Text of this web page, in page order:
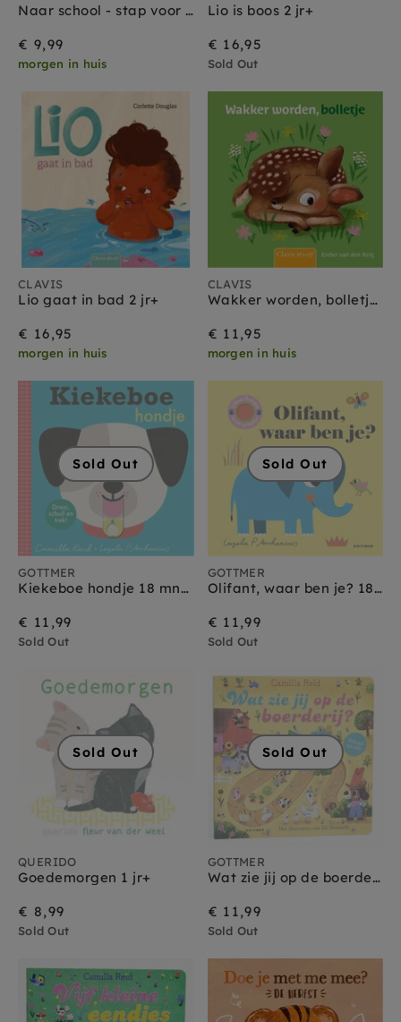
Naar school - stap voor stap 1 jr+
€ 9,99
morgen in huis
Lio is boos 2 jr+
€ 16,95
Sold Out
CLAVIS
Lio gaat in bad 2 jr+
€ 16,95
morgen in huis
CLAVIS
Wakker worden, bolletje 1 jr+
€ 11,95
morgen in huis
Sold Out
GOTTMER
Kiekeboe hondje 18 mnd+
€ 11,99
Sold Out
Sold Out
GOTTMER
Olifant, waar ben je? 18 mnd+
€ 11,99
Sold Out
Sold Out
QUERIDO
Goedemorgen 1 jr+
€ 8,99
Sold Out
Sold Out
GOTTMER
Wat zie jij op de boerderij 1 jr+
€ 11,99
Sold Out